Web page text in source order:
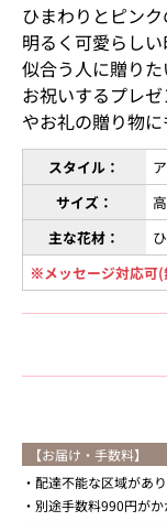
ひまわりとピン
明るく可愛らし
似合う人に贈り
お祝いするプレ
やお礼の贈り物に
スタイル：
サイズ：
主な花材：
※メッセージ対応可
【お届け・手数料】
配達不能な区域があり
別途手数料990円が